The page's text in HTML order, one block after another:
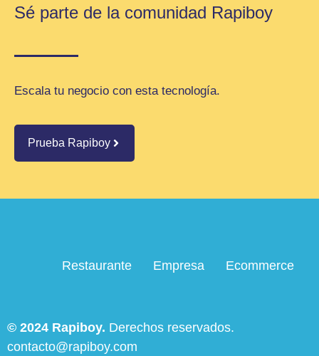
Sé parte de la comunidad Rapiboy
Escala tu negocio con esta tecnología.
Prueba Rapiboy
Restaurante Empresa Ecommerce
© 2024 Rapiboy. Derechos reservados.
contacto@rapiboy.com